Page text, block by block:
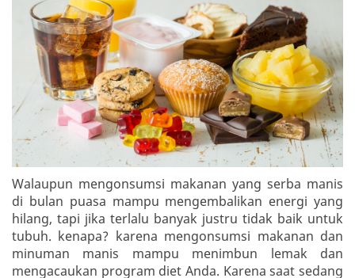
Walaupun mengonsumsi makanan yang serba manis
di bulan puasa mampu mengembalikan energi yang
hilang, tapi jika terlalu banyak justru tidak baik untuk
tubuh. kenapa? karena mengonsumsi makanan dan
minuman manis mampu menimbun lemak dan
mengacaukan program diet Anda. Karena saat sedang